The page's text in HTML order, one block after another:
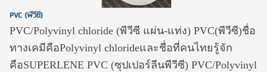
PVC (พีวีซี)
PVC/Polyvinyl chloride (พีวีซี แผ่น-แท่ง) PVC(พีวีซี)ชื่อ
ทางเคมีคือPolyvinyl chlorideและชื่อที่คนไทยรู้จัก
คือSUPERLENE PVC (ซุปเปอร์ลีนพีวีซี) PVC/Polyvinyl